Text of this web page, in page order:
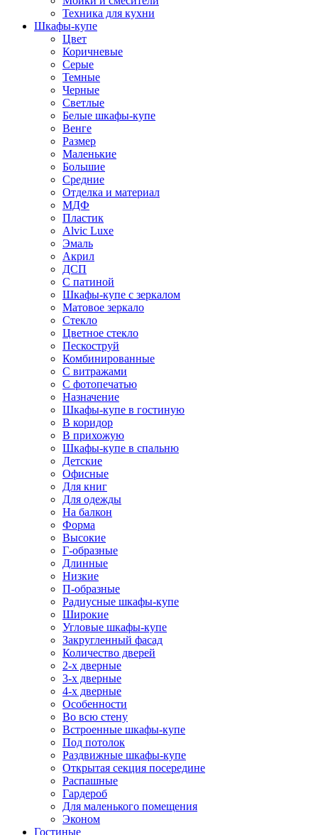
Техника для кухни
Шкафы-купе
Цвет
Коричневые
Серые
Темные
Черные
Светлые
Белые шкафы-купе
Венге
Размер
Маленькие
Большие
Средние
Отделка и материал
МДФ
Пластик
Alvic Luxe
Эмаль
Акрил
ДСП
С патиной
Шкафы-купе с зеркалом
Матовое зеркало
Стекло
Цветное стекло
Пескоструй
Комбинированные
С витражами
С фотопечатью
Назначение
Шкафы-купе в гостиную
В коридор
В прихожую
Шкафы-купе в спальню
Детские
Офисные
Для книг
Для одежды
На балкон
Форма
Высокие
Г-образные
Длинные
Низкие
П-образные
Радиусные шкафы-купе
Широкие
Угловые шкафы-купе
Закругленный фасад
Количество дверей
2-х дверные
3-х дверные
4-х дверные
Особенности
Во всю стену
Встроенные шкафы-купе
Под потолок
Раздвижные шкафы-купе
Открытая секция посередине
Распашные
Гардероб
Для маленького помещения
Эконом
Гостиные